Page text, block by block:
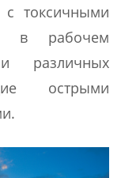
токсичными
в рабочем
различных
острыми